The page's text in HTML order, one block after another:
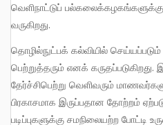
வெளிநாட்டுப் பல்கலைக்கழகங்களுக்கு
வருகிறது.
தொழில்நுட்பக் கல்வியில் செய்யப்படும் தனியார் முதலீடு லாபம்
பெற்றுத்தரும் எனக்
தேர்ச்சிபெற்று வெளிவரும்
பிரகாசமாக இருப்பதான தோற்றம்
படிப்புகளுக்கு சமநிலையற்ற போட்டி